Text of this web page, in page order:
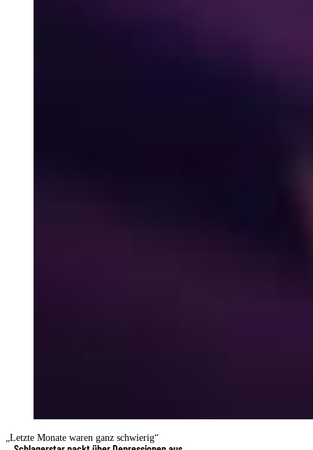
„Letzte Monate waren ganz schwierig“